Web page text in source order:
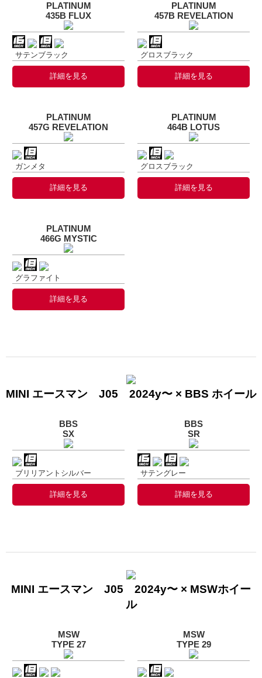
PLATINUM
435B FLUX
サテンブラック
詳細を見る
PLATINUM
457B REVELATION
グロスブラック
詳細を見る
PLATINUM
457G REVELATION
ガンメタ
詳細を見る
PLATINUM
464B LOTUS
グロスブラック
詳細を見る
PLATINUM
466G MYSTIC
グラファイト
詳細を見る
MINI エースマン J05 2024y〜 × BBS ホイール
BBS
SX
ブリリアントシルバー
詳細を見る
BBS
SR
サテングレー
詳細を見る
MINI エースマン J05 2024y〜 × MSWホイー
ル
MSW
TYPE 27
MSW
TYPE 29